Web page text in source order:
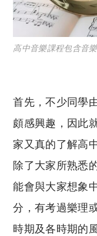
高中音樂課程包含音
首先，不少同學
頗感興趣，因此
家又真的了解高
除了大家所熟悉
能會與大家想象
分，有考過樂理
時期及各時期的